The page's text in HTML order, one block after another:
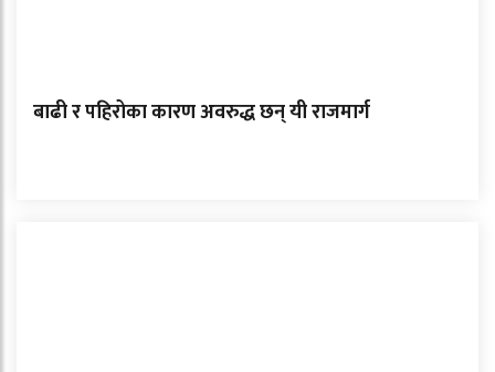
बाढी र पहिरोका कारण अवरुद्ध छन् यी राजमार्ग